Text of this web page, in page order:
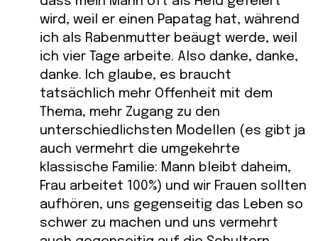
wird, weil er einen Papatag hat, während
ich als Rabenmutter beäugt werde, weil
ich vier Tage arbeite. Also danke, danke,
danke. Ich glaube, es braucht
tatsächlich mehr Offenheit mit dem
Thema, mehr Zugang zu den
unterschiedlichsten Modellen (es gibt ja
auch vermehrt die umgekehrte
klassische Familie: Mann bleibt daheim,
Frau arbeitet 100%) und wir Frauen sollten
aufhören, uns gegenseitig das Leben so
schwer zu machen und uns vermehrt